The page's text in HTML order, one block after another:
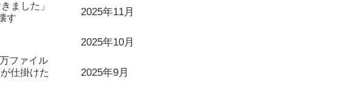
ました」
す
ファイル
仕掛けた
2025年11月
2025年10月
2025年9月